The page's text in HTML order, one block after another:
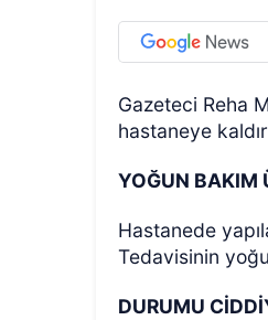
Gazeteci Reha
hastaneye
YOĞUN BAKIM
Hastanede
Tedavisinin
DURUMU